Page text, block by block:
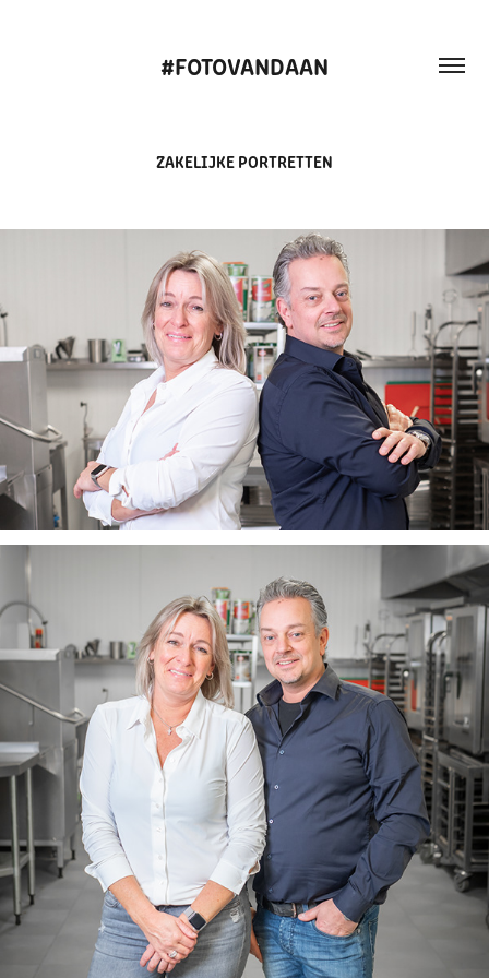
#FOTOVANDAAN
ZAKELIJKE PORTRETTEN